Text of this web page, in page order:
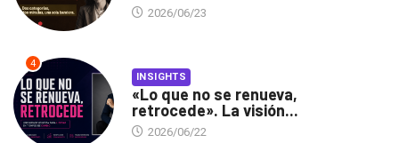
2026/06/23
4
INSIGHTS
«Lo que no se renueva,
retrocede». La visión...
2026/06/22